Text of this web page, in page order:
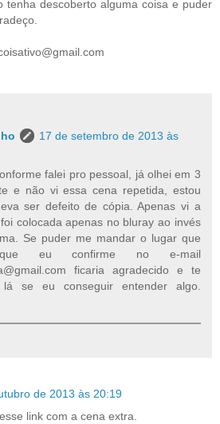
tenha descoberto alguma coisa e puder
17 de setembro de 2013 às
falei pro pessoal, já olhei em 3
e não vi essa cena repetida, estou
ser defeito de cópia. Apenas vi a
colocada apenas no bluray ao invés
Se puder me mandar o lugar que
eu confirme no e-mail
ficaria agradecido e te
se eu conseguir entender algo.
de 2013 às 20:19
link com a cena extra.